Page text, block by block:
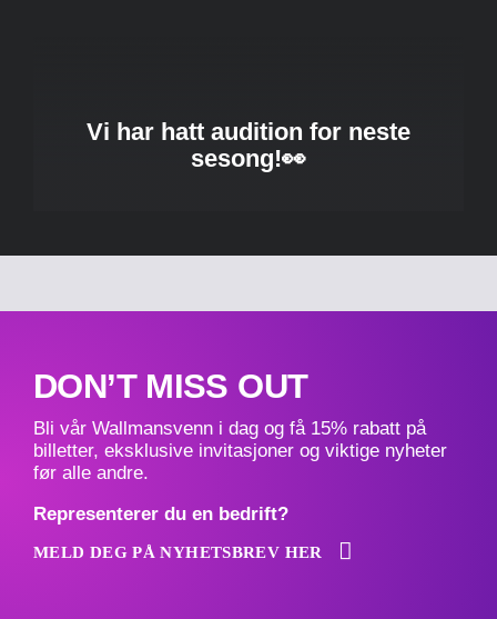
Vi har hatt audition for neste
sesong!👀
DON’T MISS OUT
Bli vår Wallmansvenn i dag og få 15% rabatt på
billetter, eksklusive invitasjoner og viktige nyheter
før alle andre.
Representerer du en bedrift?
MELD DEG PÅ NYHETSBREV HER